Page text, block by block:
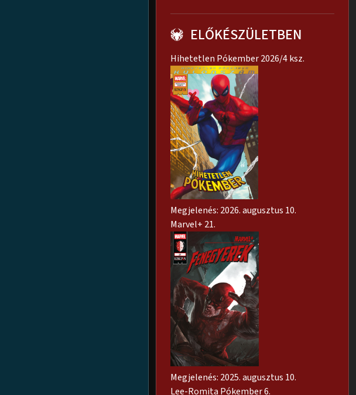
ELŐKÉSZÜLETBEN
Hihetetlen Pókember 2026/4 ksz.
Megjelenés: 2026. augusztus 10.
Marvel+ 21.
Megjelenés: 2025. augusztus 10.
Lee-Romita Pókember 6.